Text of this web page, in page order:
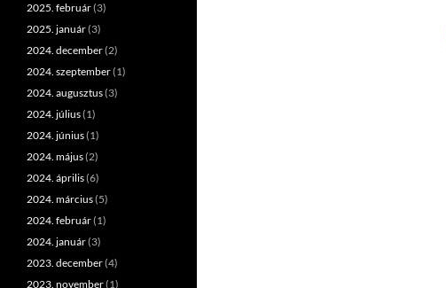
2025. február(3)
2025. január(3)
2024. december(2)
2024. szeptember(1)
2024. augusztus(3)
2024. július(1)
2024. június(1)
2024. május(2)
2024. április(6)
2024. március(5)
2024. február(1)
2024. január(3)
2023. december(4)
2023. november(1)